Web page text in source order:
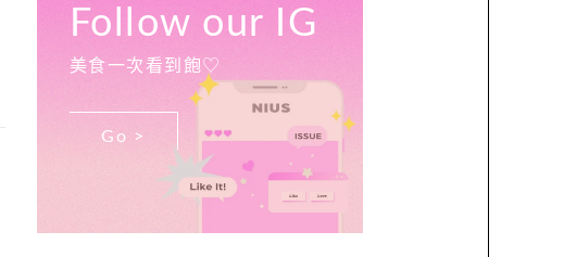
Follow our IG
美食一次看到飽♡
Go >